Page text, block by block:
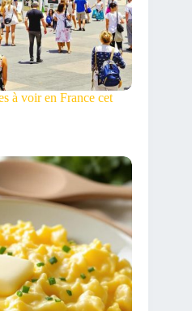
à voir en France cet